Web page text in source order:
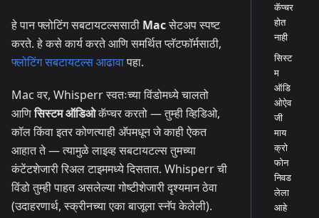
हे पान फ्लोटिंग सबटायटल्ससाठी Macसेटअप स्पष्ट
करते. हे कसे कार्य करते आणि समर्थित प्लॅटफॉर्मसाठी,
फ्लोटिंग सबटायटल्स आढावापहा.
Mac वर, Whisperr स्वतःच्या विंडोमध्ये चालतो
आणिसिस्टम ऑडिओकॅप्चर करतो — तुम्ही व्हिडिओ,
कॉल किंवा इतर कोणत्याही अ‍ॅपमधून जे काही ऐकत
आहात ते — त्यामुळे लाइव्ह सबटायटल्स तुमच्या
कंटेंटशेजारी रिअल टाइममध्ये दिसतात. Whisperr ची
विंडो तुम्ही पाहत असलेल्या गोष्टीशेजारी दृश्यमान ठेवा
(उदाहरणार्थ, स्क्रीनच्या एका बाजूला स्नॅप केलेली).
कॅप्चर
होत
नाही
सिस्ट
म
ऑडि
ओऐव
जी
माय
क्रो
फोन
निवड
लेला
आहे